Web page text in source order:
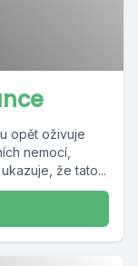
opět oživuje
nemocí,
že tato...